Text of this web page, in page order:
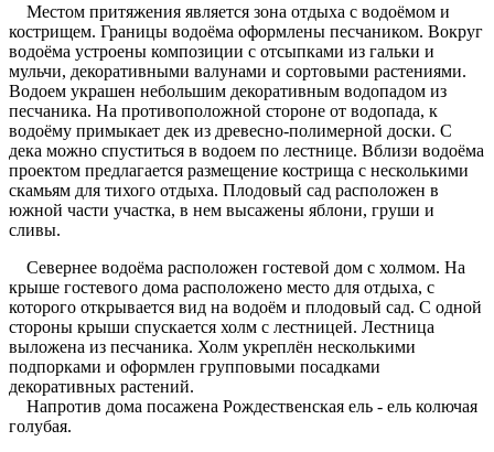
Местом притяжения является зона отдыха с водоёмом и
кострищем. Границы водоёма оформлены песчаником. Вокруг
водоёма устроены композиции с отсыпками из гальки и
мульчи, декоративными валунами и сортовыми растениями.
Водоем украшен небольшим декоративным водопадом из
песчаника. На противоположной стороне от водопада, к
водоёму примыкает дек из древесно-полимерной доски. С
дека можно спуститься в водоем по лестнице. Вблизи водоёма
проектом предлагается размещение кострища с несколькими
скамьям для тихого отдыха. Плодовый сад расположен в
южной части участка, в нем высажены яблони, груши и
сливы.
Севернее водоёма расположен гостевой дом с холмом. На
крыше гостевого дома расположено место для отдыха, с
которого открывается вид на водоём и плодовый сад. С одной
стороны крыши спускается холм с лестницей. Лестница
выложена из песчаника. Холм укреплён несколькими
подпорками и оформлен групповыми посадками
декоративных растений.
Напротив дома посажена Рождественская ель - ель колючая
голубая.